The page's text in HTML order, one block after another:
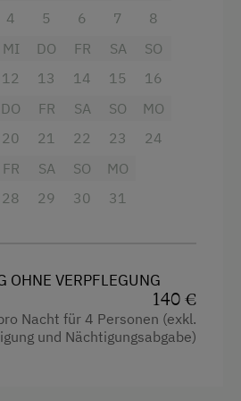
inkludiert!
Berglandschaft
4
5
6
7
8
MI
12
DO
13
FR
14
SA
15
SO
16
DO
20
FR
21
SA
22
SO
23
MO
24
FR
28
SA
29
SO
30
MO
31
OHNE VERPFLEGUNG
140 €
Nacht für 4 Personen (exkl.
und Nächtigungsabgabe)